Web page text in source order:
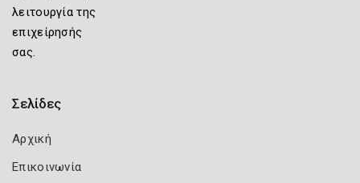
λειτουργία της
επιχείρησής
σας.
Σελίδες
Αρχική
Επικοινωνία